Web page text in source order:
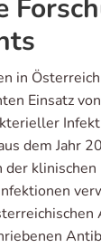
in
Einsatz
dem Jahr
der